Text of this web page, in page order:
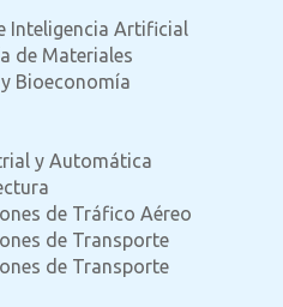
Inteligencia Artificial
de Materiales
Bioeconomía
y Automática
de Tráfico Aéreo
de Transporte
de Transporte